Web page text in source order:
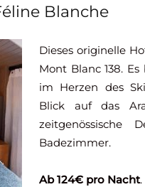
Blanche
Dieses originelle
Mont Blanc 138.
im Herzen des
Blick auf das
zeitgenössische
Badezimmer.
Ab 124€ pro Nacht.